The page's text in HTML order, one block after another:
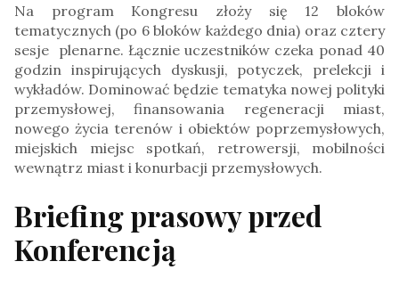
Na program Kongresu złoży się 12 bloków
tematycznych (po 6 bloków każdego dnia) oraz cztery
sesje plenarne. Łącznie uczestników czeka ponad 40
godzin inspirujących dyskusji, potyczek, prelekcji i
wykładów. Dominować będzie tematyka nowej polityki
przemysłowej, finansowania regeneracji miast,
nowego życia terenów i obiektów poprzemysłowych,
miejskich miejsc spotkań, retrowersji, mobilności
wewnątrz miast i konurbacji przemysłowych.
Briefing prasowy przed
Konferencją